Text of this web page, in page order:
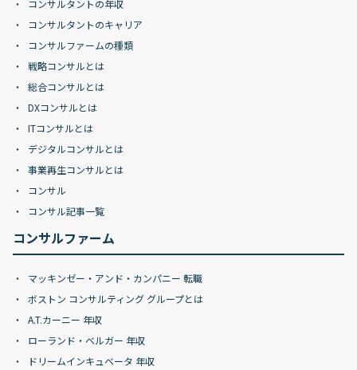
コンサルタントの年収
コンサルタントのキャリア
コンサルファームの種類
戦略コンサルとは
総合コンサルとは
DXコンサルとは
ITコンサルとは
デジタルコンサルとは
事業再生コンサルとは
コンサル
コンサル記事一覧
コンサルファーム
マッキンゼー・アンド・カンパニー 転職
ボストン コンサルティング グループとは
A.T.カーニー 年収
ローランド・ベルガー 年収
ドリームインキュベータ 年収